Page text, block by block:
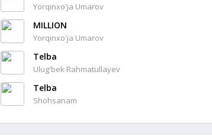
Yorqinxo'ja Umarov
MILLION
Yorqinxo'ja Umarov
Telba
Ulug'bek Rahmatullayev
Telba
Shohsanam